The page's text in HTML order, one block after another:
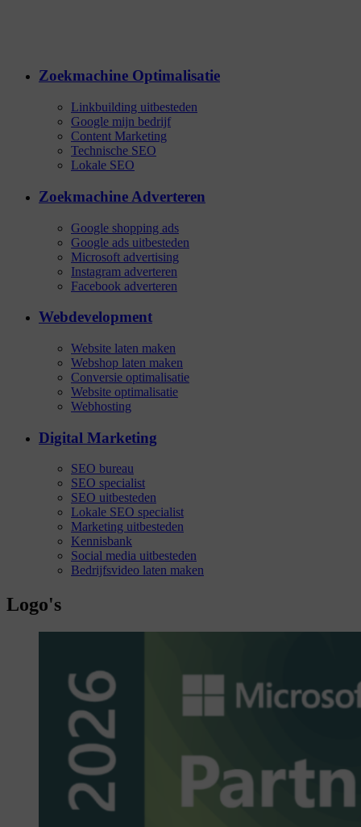
Zoekmachine Optimalisatie
Linkbuilding uitbesteden
Google mijn bedrijf
Content Marketing
Technische SEO
Lokale SEO
Zoekmachine Adverteren
Google shopping ads
Google ads uitbesteden
Microsoft advertising
Instagram adverteren
Facebook adverteren
Webdevelopment
Website laten maken
Webshop laten maken
Conversie optimalisatie
Website optimalisatie
Webhosting
Digital Marketing
SEO bureau
SEO specialist
SEO uitbesteden
Lokale SEO specialist
Marketing uitbesteden
Kennisbank
Social media uitbesteden
Bedrijfsvideo laten maken
Logo's